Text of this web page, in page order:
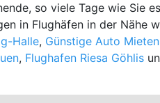
so viele Tage wie Sie
in Flughäfen in der Nähe
Halle, Günstige Auto
, Flughafen Riesa Göhlis